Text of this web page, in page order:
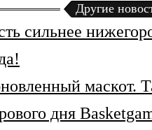
Другие
сильнее
маскот.
дня